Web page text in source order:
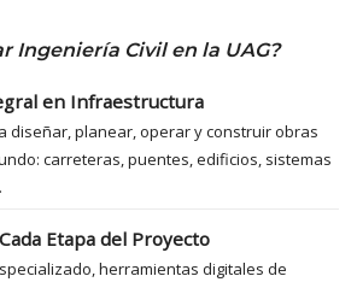
Ingeniería Civil en la UAG?
en Infraestructura
diseñar, planear, operar y construir obras
carreteras, puentes, edificios, sistemas
Etapa del Proyecto
herramientas digitales de